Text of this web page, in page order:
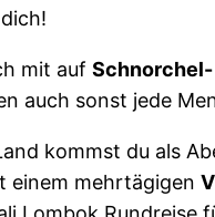
mit auf
auch sonst jede
kommst du als
einem mehrtägigen